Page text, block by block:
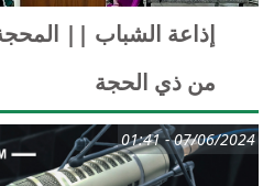
إذاعة الشباب ||
من ذي الحجة
07/06/2024 - 01:41